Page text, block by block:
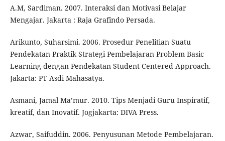
A.M, Sardiman. 2007. Interaksi dan Motivasi Belajar
Mengajar. Jakarta : Raja Grafindo Persada.
Arikunto, Suharsimi. 2006. Prosedur Penelitian Suatu
Pendekatan Praktik Strategi Pembelajaran Problem Basic
Learning dengan Pendekatan Student Centered Approach.
Jakarta: PT Asdi Mahasatya.
Asmani, Jamal Ma’mur. 2010. Tips Menjadi Guru Inspiratif,
kreatif, dan Inovatif. Jogjakarta: DIVA Press.
Azwar, Saifuddin. 2006. Penyusunan Metode Pembelajaran.